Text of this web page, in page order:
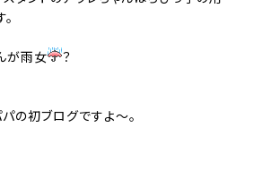
が雨女 ？
の初ブログですよ～。